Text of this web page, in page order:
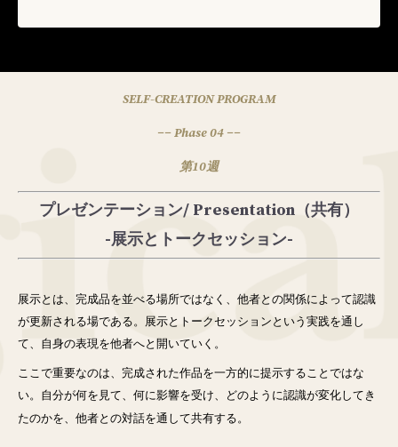
SELF-CREATION PROGRAM
−− Phase 04 −−
第10週
プレゼンテーション/ Presentation（共有）
-展示とトークセッション-
展示とは、完成品を並べる場所ではなく、他者との関係によって認識
が更新される場である。展示とトークセッションという実践を通し
て、自身の表現を他者へと開いていく。
ここで重要なのは、完成された作品を一方的に提示することではな
い。自分が何を見て、何に影響を受け、どのように認識が変化してき
たのかを、他者との対話を通して共有する。